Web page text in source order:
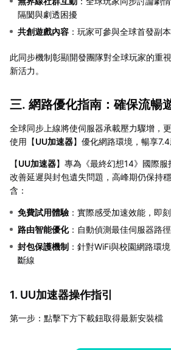
隔閡與劇透困擾
共創遊戲內容 ：玩家可參與全球首發副
此同步機制彰顯開發團隊對全球玩家的重
新活力。
三. 網路優化指南：確保流暢
全球同步上線將使伺服器承載壓力驟增，
使用【UU加速器】優化網路環境，暢享7.4
【UU加速器】專為《最終幻想14》國際
改善延遲與封包遺失問題，高峰期仍保持
含：
免費試用體驗 ：實際感受加速效能，即
路由智能優化：自動偵測最佳伺服器路
封包保護機制 ：針對WiFi與校園網路環
斷線
1. UU加速器操作指引
第一步：點擊下方下載鈕取得最新安裝檔